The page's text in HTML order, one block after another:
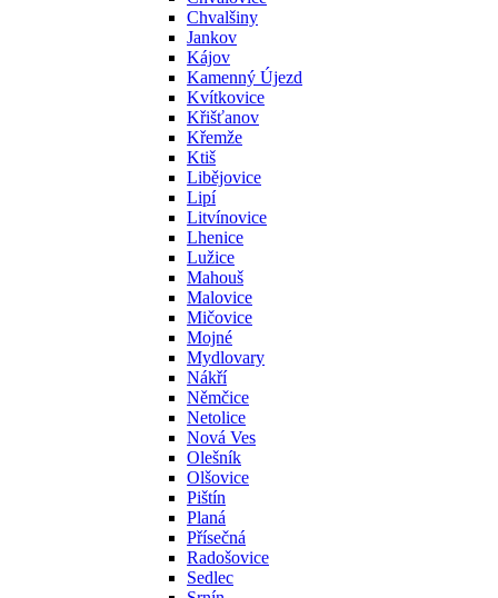
Chvalšiny
Jankov
Kájov
Kamenný Újezd
Kvítkovice
Křišťanov
Křemže
Ktiš
Libějovice
Lipí
Litvínovice
Lhenice
Lužice
Mahouš
Malovice
Mičovice
Mojné
Mydlovary
Nákří
Němčice
Netolice
Nová Ves
Olešník
Olšovice
Pištín
Planá
Přísečná
Radošovice
Sedlec